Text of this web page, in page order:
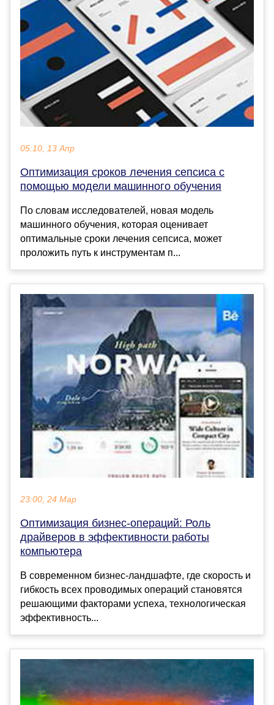
05:10, 13 Апр
Оптимизация сроков лечения сепсиса с
помощью модели машинного обучения
По словам исследователей, новая модель
машинного обучения, которая оценивает
оптимальные сроки лечения сепсиса, может
проложить путь к инструментам п...
23:00, 24 Мар
Оптимизация бизнес-операций: Роль
драйверов в эффективности работы
компьютера
В современном бизнес-ландшафте, где скорость и
гибкость всех проводимых операций становятся
решающими факторами успеха, технологическая
эффективность...